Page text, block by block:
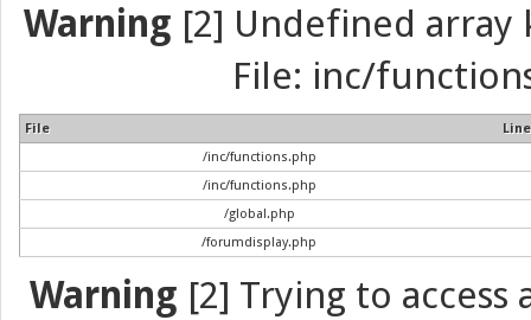
Warning [2] Undefined array
File: inc/
File
Line
/inc/functions.php
/inc/functions.php
/global.php
/forumdisplay.php
Warning [2] Trying to